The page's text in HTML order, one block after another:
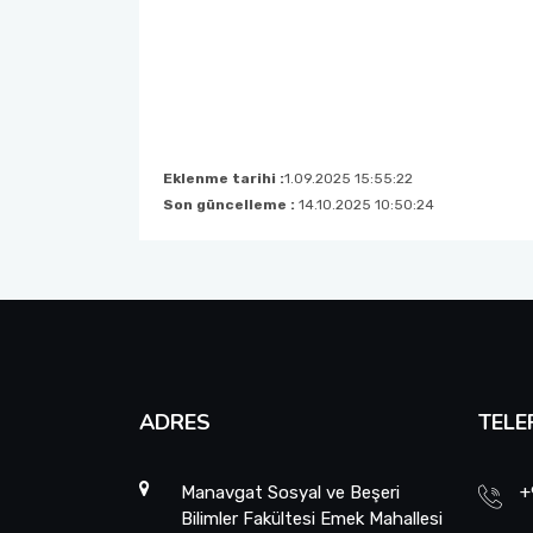
Eklenme tarihi :1.09.2025 15:55:22
Son güncelleme : 14.10.2025 10:50:24
ADRES
Manavgat Sosyal ve Beşeri
Bilimler Fakültesi Emek Mahallesi